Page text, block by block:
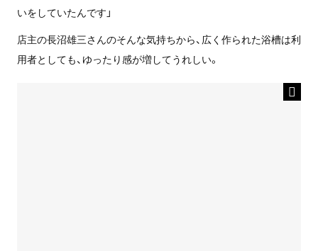
いをしていたんです」
店主の長沼雄三さんのそんな気持ちから、広く作られた浴槽は利
用者としても、ゆったり感が増してうれしい。